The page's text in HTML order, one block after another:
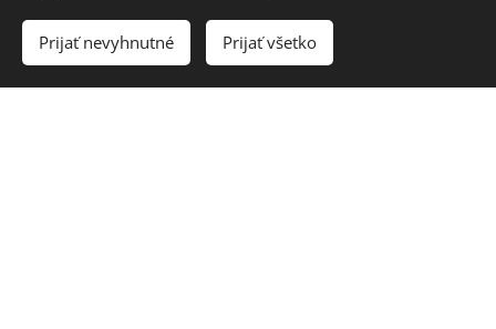
Prijať nevyhnutné Prijať všetko